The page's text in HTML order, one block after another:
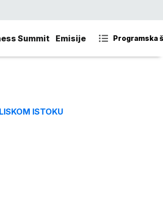
Summit Emisije Programska
ISTOKU